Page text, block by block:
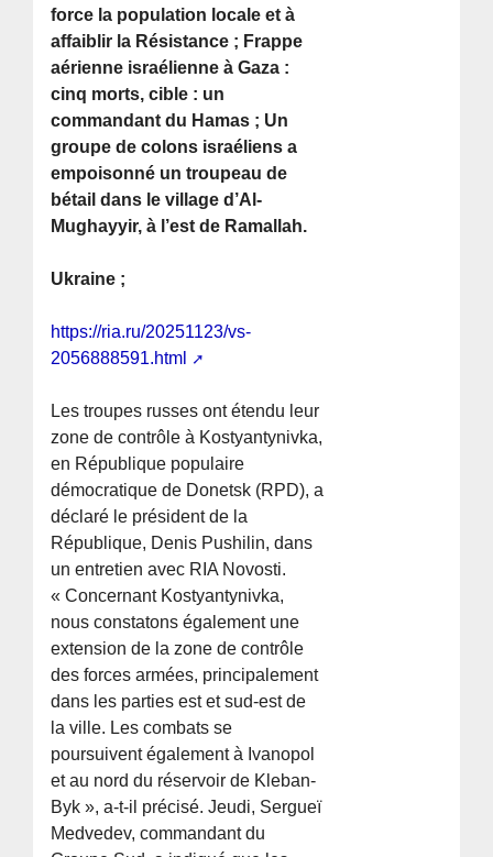
force la population locale et à
affaiblir la Résistance ; Frappe
aérienne israélienne à Gaza :
cinq morts, cible : un
commandant du Hamas ; Un
groupe de colons israéliens a
empoisonné un troupeau de
bétail dans le village d’Al-
Mughayyir, à l’est de Ramallah.
Ukraine ;
https://ria.ru/20251123/vs-
2056888591.html
Les troupes russes ont étendu leur
zone de contrôle à Kostyantynivka,
en République populaire
démocratique de Donetsk (RPD), a
déclaré le président de la
République, Denis Pushilin, dans
un entretien avec RIA Novosti.
« Concernant Kostyantynivka,
nous constatons également une
extension de la zone de contrôle
des forces armées, principalement
dans les parties est et sud-est de
la ville. Les combats se
poursuivent également à Ivanopol
et au nord du réservoir de Kleban-
Byk », a-t-il précisé. Jeudi, Sergueï
Medvedev, commandant du